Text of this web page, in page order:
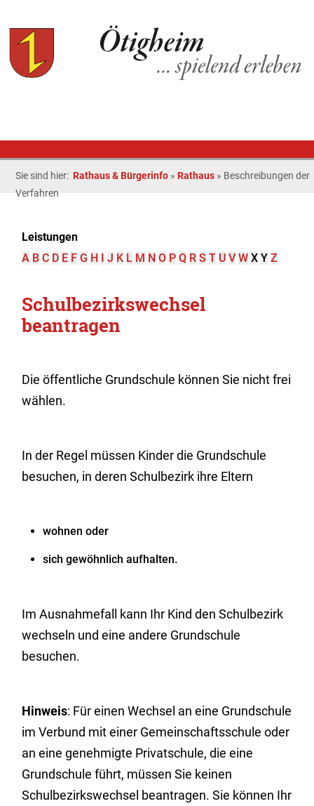
Sie sind hier: Rathaus & Bürgerinfo » Rathaus » Beschreibungen der
Verfahren
Leistungen
A B C D E F G H I J K L M N O P Q R S T U V W X Y Z
Schulbezirkswechsel
beantragen
Die öffentliche Grundschule können Sie nicht frei
wählen.
In der Regel müssen Kinder die Grundschule
besuchen, in deren Schulbezirk ihre Eltern
wohnen oder
sich gewöhnlich aufhalten.
Im Ausnahmefall kann Ihr Kind den Schulbezirk
wechseln und eine andere Grundschule
besuchen.
Hinweis: Für einen Wechsel an eine Grundschule
im Verbund mit einer Gemeinschaftsschule oder
an eine genehmigte Privatschule, die eine
Grundschule führt, müssen Sie keinen
Schulbezirkswechsel beantragen. Sie können Ihr